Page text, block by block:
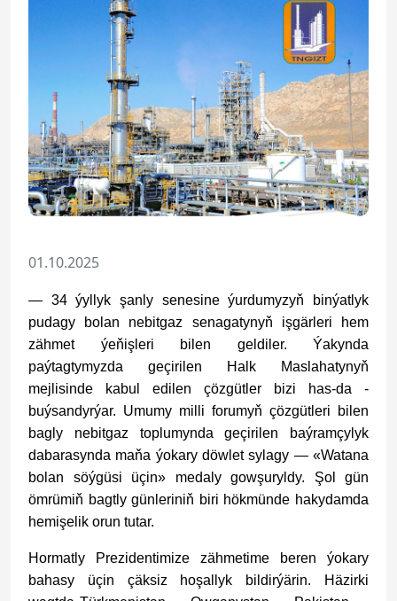
01.10.2025
— 34 ýyllyk şanly senesine ýurdumyzyň binýatlyk
pudagy bolan nebitgaz senagatynyň işgärleri hem
zähmet ýeňişleri bilen geldiler. Ýakynda
paýtagtymyzda geçirilen Halk Maslahatynyň
mejlisinde kabul edilen çözgütler bizi has-da -
buýsandyrýar. Umumy milli forumyň çözgütleri bilen
bagly nebitgaz toplumynda geçirilen baýramçylyk
dabarasynda maňa ýokary döwlet sylagy — «Watana
bolan söýgüsi üçin» medaly gowşuryldy. Şol gün
ömrümiň bagtly günleriniň biri hökmünde hakydamda
hemişelik orun tutar.
Hormatly Prezidentimize zähmetime beren ýokary
bahasy üçin çäksiz hoşallyk bildirýärin. Häzirki